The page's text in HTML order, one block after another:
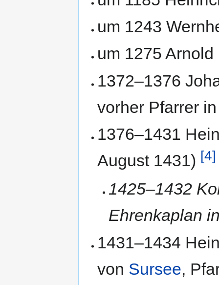
um 1243
um 1275 Arnold
1372–1376
vorher Pfarrer
1376–1431
August 1431) [4]
1425–1432
Ehrenkaplan
1431–1434
von Sursee,